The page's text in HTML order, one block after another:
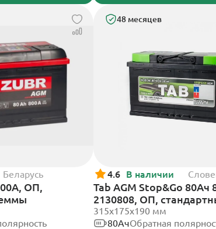
Беларусь
ОП,
48 месяцев
4.6 В наличии
Tab AGM Stop&Go 80Ач
2130808, ОП,
клеммы
315x175x190 мм
80АчОбратная